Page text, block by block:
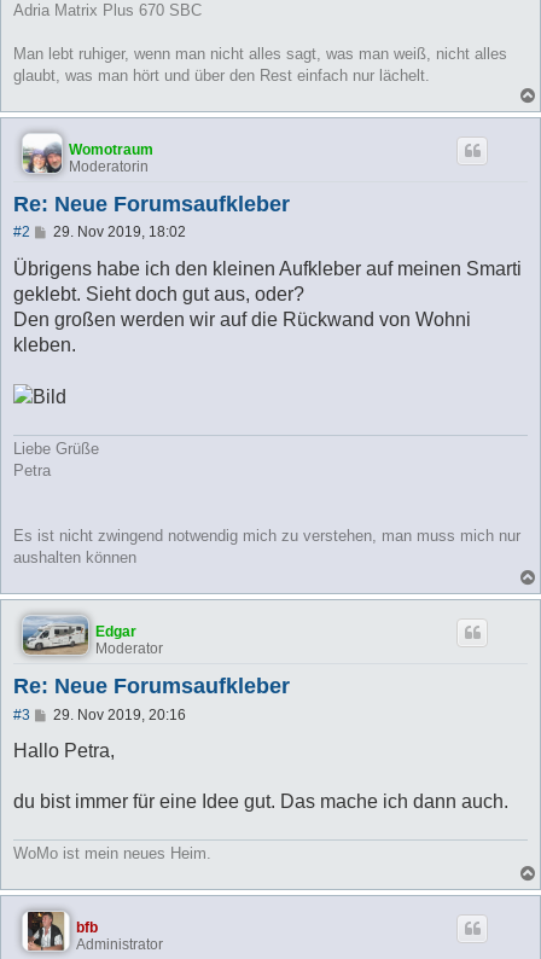
Adria Matrix Plus 670 SBC
Man lebt ruhiger, wenn man nicht alles sagt, was man weiß, nicht alles
glaubt, was man hört und über den Rest einfach nur lächelt.
Womotraum
Moderatorin
Re: Neue Forumsaufkleber
#2
B
i
t
r
a
g
29. Nov 2019, 18:02
Übrigens habe ich den kleinen Aufkleber auf meinen Smarti
geklebt. Sieht doch gut aus, oder?
Den großen werden wir auf die Rückwand von Wohni
kleben.
Liebe Grüße
Petra
Es ist nicht zwingend notwendig mich zu verstehen, man muss mich nur
aushalten können
Edgar
Moderator
Re: Neue Forumsaufkleber
#3
B
i
a
29. Nov 2019, 20:16
Hallo Petra,
du bist immer für eine Idee gut. Das mache ich dann auch.
WoMo ist mein neues Heim.
bfb
Administrator